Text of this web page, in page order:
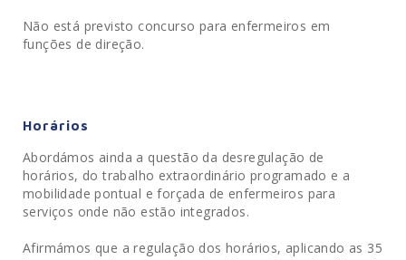
Não está previsto concurso para enfermeiros em
funções de direção.
Horários
Abordámos ainda a questão da desregulação de
horários, do trabalho extraordinário programado e a
mobilidade pontual e forçada de enfermeiros para
serviços onde não estão integrados.
Afirmámos que a regulação dos horários, aplicando as 35